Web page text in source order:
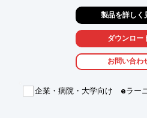
加することも可能です。
製品を詳しく
ダウンロー
お問い合わ
企業・病院・大学向け eラー